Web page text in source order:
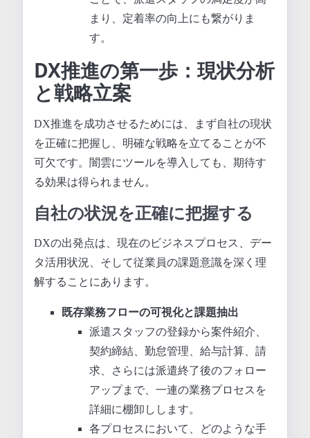
まり、定着率の向上にも繋がりま
す。
DX推進の第一歩：現状分析
と戦略立案
DX推進を成功させるためには、まず自社の現状
を正確に把握し、明確な戦略を立てることが不
可欠です。闇雲にツールを導入しても、期待す
る効果は得られません。
自社の状況を正確に把握する
DXの出発点は、現在のビジネスプロセス、デー
タ活用状況、そして従業員の課題意識を深く理
解することにあります。
既存業務フローの可視化と課題抽出
派遣スタッフの登録から案件紹介、
契約締結、勤怠管理、給与計算、請
求、さらには派遣終了後のフォロー
アップまで、一連の業務プロセスを
詳細に棚卸しします。
各プロセスにおいて、どのような手